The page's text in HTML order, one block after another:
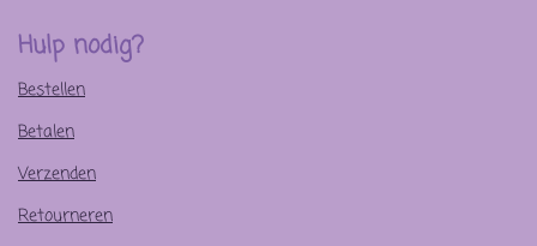
b
o
k
g
Hulp nodig?
Bestellen
Betalen
Verzenden
Retourneren